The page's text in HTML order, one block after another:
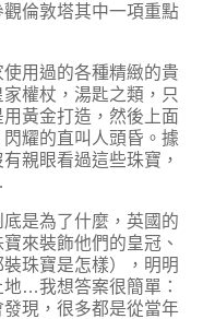
倫敦塔其中一項重點
用過的各種精緻的貴
權杖，湯匙之類，只
黃金打造，然後上面
耀的直叫人頭昏。據
親眼看過這些珠寶，
是為了什麼，英國的
來裝飾他們的皇冠、
珠寶是怎樣），明明
…我想答案很簡單：
發現，很多都是從當年